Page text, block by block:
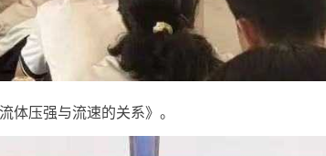
体压强与流速的关系》。